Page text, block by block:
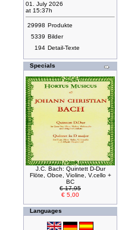
01. July 2026
at 15:37h
29998 Produkte
5339 Bilder
194 Detail-Texte
Specials
J.C. Bach: Quintett D-Dur
Flöte, Oboe, Violine, V.cello +
BC
€ 17,95
€ 5,00
Languages